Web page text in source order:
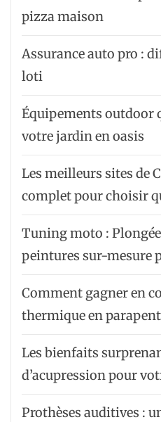
pizza maison
Assurance auto pro :
loti
Équipements
votre jardin en oasis
Les meilleurs sites de
complet pour choisir
Tuning moto :
peintures sur-mesure
Comment gagner en
thermique en
Les bienfaits
d’acupression pour
Prothèses auditives :